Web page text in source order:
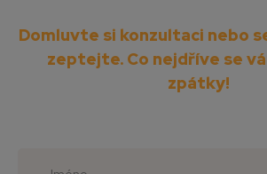
Domluvte si konzultaci nebo
zeptejte. Co nejdříve se
zpátky!